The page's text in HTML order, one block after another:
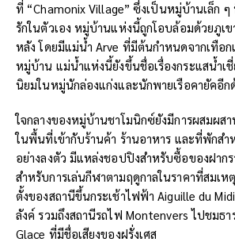
ที่ “Chamonix Village” ซึ่งเป็นหมู่บ้านเล็ก
รักในตัวเอง หมู่บ้านแห่งนี้ถูกโอบล้อมด้วยภูเ
หลัง โดยมีแม่น้ำ Arve ที่มีต้นกำหนดจากเทือ
หมู่บ้าน แม่น้ำแห่งนี้ยังขึ้นชื่อเรื่องกระแสน้ำเ
นิยมในหมู่นักล่องแก่งและนักพายเรือคายัคอีก
ใจกลางของหมู่บ้านชาโมนิกซ์ยังมีการผสมผส
ในพื้นที่เข้ากับร้านค้า ร้านอาหาร และที่พักสำ
อย่างลงตัว มีแหล่งชอปปิงสำหรับซื้อของฝาก
สำหรับการเล่นกีฬาตามฤดูกาลในราคาที่สมเ
ตั้งของสถานีขึ้นกระเช้าไฟฟ้า Aiguille du
ลังค์ รวมถึงสถานีรถไฟ Montenvers ไปชมธา
Glace ที่มีชื่อเสียงของฝรั่งเศส